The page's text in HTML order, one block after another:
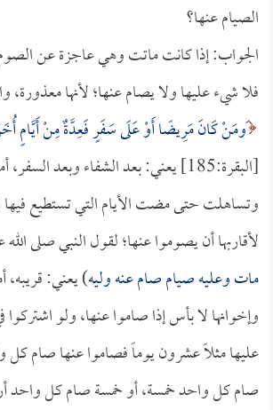
الصيام عنها؟
الجواب: إذا كانت ماتت وهي عاجزة عن
فلا شيء عليها ولا يصام عنها؛ لأنها معذورة،
َومَنْ كَانَ مَرِيضًا أَوْ عَلَى سَفَرٍ فَعِدَّةٌ مِنْ أَيَّامٍ
[البقرة:185] يعني: بعد الشفاء وبعد
وتساهلت حتى مضت الأيام التي تستطيع فيها
لأقاربها أن يصوموا عنها؛ لقول النبي صلى
مات وعليه صيام صام عنه وليه) يعني: قريبه،
وإخوانها لا بأس إذا صاموا عنها، ولو اشتركوا
عليها مثلاً عشرون يوماً فصاموا عنها صام كل
صام كل واحد خمسة، أو خمسة صام كل واحد